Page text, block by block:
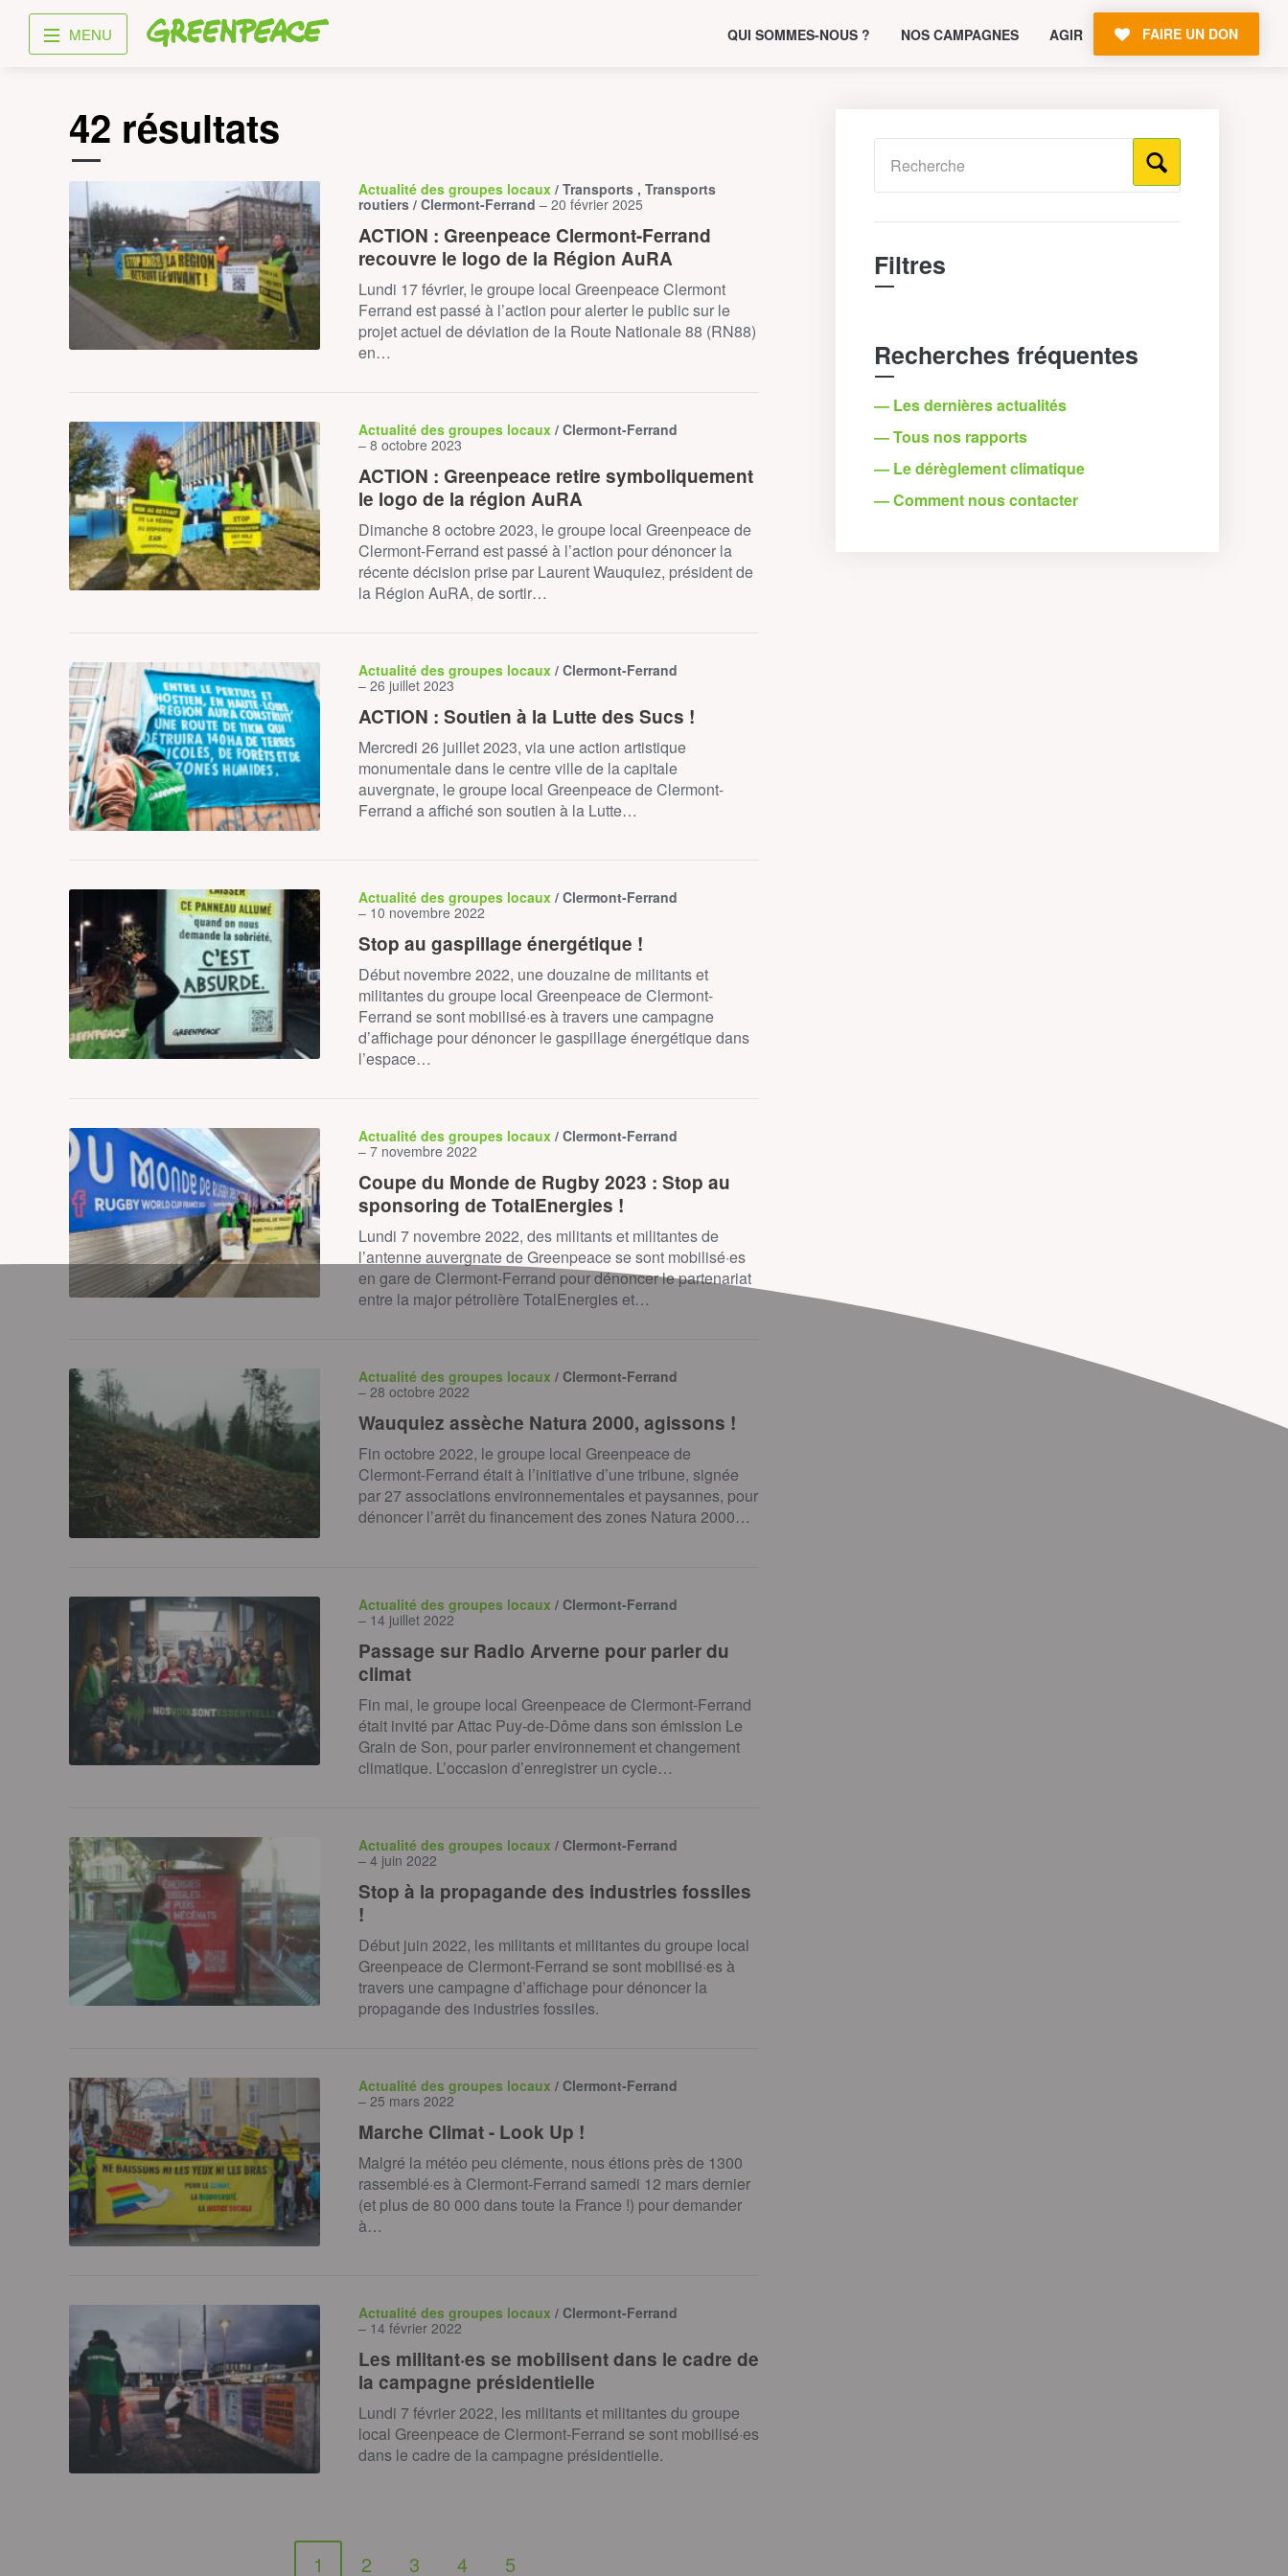
Greenpeace
MENU QUI SOMMES-NOUS ? NOS CAMPAGNES AGIR FAIRE UN DON
Filtres
Recherches fréquentes
— Les dernières actualités
— Tous nos rapports
— Le dérèglement climatique
— Comment nous contacter
42 résultats
Actualité des groupes locaux / Transports , Transports
routiers / Clermont-Ferrand – 20 février 2025
ACTION : Greenpeace Clermont-Ferrand
recouvre le logo de la Région AuRA
Lundi 17 février, le groupe local Greenpeace Clermont
Ferrand est passé à l’action pour alerter le public sur le
projet actuel de déviation de la Route Nationale 88 (RN88)
en…
Actualité des groupes locaux / Clermont-Ferrand
– 8 octobre 2023
ACTION : Greenpeace retire symboliquement
le logo de la région AuRA
Dimanche 8 octobre 2023, le groupe local Greenpeace de
Clermont-Ferrand est passé à l’action pour dénoncer la
récente décision prise par Laurent Wauquiez, président de
la Région AuRA, de sortir…
Actualité des groupes locaux / Clermont-Ferrand
– 26 juillet 2023
ACTION : Soutien à la Lutte des Sucs !
Mercredi 26 juillet 2023, via une action artistique
monumentale dans le centre ville de la capitale
auvergnate, le groupe local Greenpeace de Clermont-
Ferrand a affiché son soutien à la Lutte…
Actualité des groupes locaux / Clermont-Ferrand
– 10 novembre 2022
Stop au gaspillage énergétique !
Début novembre 2022, une douzaine de militants et
militantes du groupe local Greenpeace de Clermont-
Ferrand se sont mobilisé·es à travers une campagne
d’affichage pour dénoncer le gaspillage énergétique dans
l’espace…
Actualité des groupes locaux / Clermont-Ferrand
– 7 novembre 2022
Coupe du Monde de Rugby 2023 : Stop au
sponsoring de TotalEnergies !
Lundi 7 novembre 2022, des militants et militantes de
l’antenne auvergnate de Greenpeace se sont mobilisé·es
en gare de Clermont-Ferrand pour dénoncer le partenariat
entre la major pétrolière TotalEnergies et…
Actualité des groupes locaux / Clermont-Ferrand
– 28 octobre 2022
Wauquiez assèche Natura 2000, agissons !
Fin octobre 2022, le groupe local Greenpeace de
Clermont-Ferrand était à l’initiative d’une tribune, signée
par 27 associations environnementales et paysannes, pour
dénoncer l’arrêt du financement des zones Natura 2000…
Actualité des groupes locaux / Clermont-Ferrand
– 14 juillet 2022
Passage sur Radio Arverne pour parler du
climat
Fin mai, le groupe local Greenpeace de Clermont-Ferrand
était invité par Attac Puy-de-Dôme dans son émission Le
Grain de Son, pour parler environnement et changement
climatique. L’occasion d’enregistrer un cycle…
Actualité des groupes locaux / Clermont-Ferrand
– 4 juin 2022
Stop à la propagande des industries fossiles
!
Début juin 2022, les militants et militantes du groupe local
Greenpeace de Clermont-Ferrand se sont mobilisé·es à
travers une campagne d’affichage pour dénoncer la
propagande des industries fossiles.
Actualité des groupes locaux / Clermont-Ferrand
– 25 mars 2022
Marche Climat - Look Up !
Malgré la météo peu clémente, nous étions près de 1300
rassemblé·es à Clermont-Ferrand samedi 12 mars dernier
(et plus de 80 000 dans toute la France !) pour demander
à…
Actualité des groupes locaux / Clermont-Ferrand
– 14 février 2022
Les militant·es se mobilisent dans le cadre de
la campagne présidentielle
Lundi 7 février 2022, les militants et militantes du groupe
local Greenpeace de Clermont-Ferrand se sont mobilisé·es
dans le cadre de la campagne présidentielle.
1 2 3 4 5